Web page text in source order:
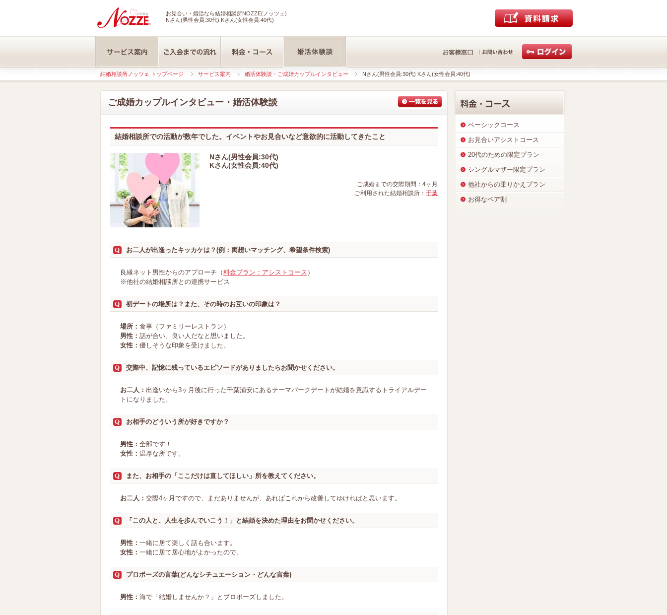
お見合い・婚活なら結婚相談所NOZZE(ノッツェ)
Nさん(男性会員:30代) Kさん(女性会員:40代)
結婚相談所ノッツェ トップページ サービス案内 婚活体験談・ご成婚カップルインタビュー Nさん(男性会員:30代) Kさん(女性会員:40代)
ご成婚カップルインタビュー・婚活体験談
結婚相談所での活動が数年でした。イベントやお見合いなど意欲的に活動してきたこと
Nさん(男性会員:30代)
Kさん(女性会員:40代)
ご成婚までの交際期間：4ヶ月
ご利用された結婚相談所： 千葉
お二人が出逢ったキッカケは？(例：両想いマッチング、希望条件検索)
良縁ネット男性からのアプローチ（料金プラン：アシストコース ）
※他社の結婚相談所との連携サービス
初デートの場所は？また、その時のお互いの印象は？
場所： 食事（ファミリーレストラン）
男性： 話が合い、良い人だなと思いました。
女性： 優しそうな印象を受けました。
交際中、記憶に残っているエピソードがありましたらお聞かせください。
お二人： 出逢いから3ヶ月後に行った千葉浦安にあるテーマパークデートが結婚を意識するトライアルデー
トになりました。
お相手のどういう所が好きですか？
男性： 全部です！
女性： 温厚な所です。
また、お相手の「ここだけは直してほしい」所を教えてください。
お二人： 交際4ヶ月ですので、まだありませんが、あればこれから改善してゆければと思います。
「この人と、人生を歩んでいこう！」と結婚を決めた理由をお聞かせください。
男性： 一緒に居て楽しく話も合います。
女性： 一緒に居て居心地がよかったので。
プロポーズの言葉(どんなシチュエーション・どんな言葉)
男性： 海で「結婚しませんか？」とプロポーズしました。
ベーシックコース
お見合いアシストコース
20代のための限定プラン
シングルマザー限定プラン
他社からの乗りかえプラン
お得なペア割